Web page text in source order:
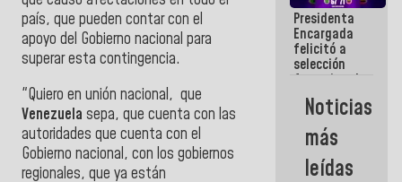
país, que pueden contar con el
apoyo del Gobierno nacional para
superar esta contingencia.
"Quiero en unión nacional, que
Venezuela sepa, que cuenta con las
autoridades que cuenta con el
Gobierno nacional, con los gobiernos
regionales, que ya están
la gesta
emancipadora
de nuestra
América
Presidenta
Encargada
felicitó a
selección
femenina de
baloncesto
por su
clasificación
a la
AmeriCup
2027
Noticias
más
leídas